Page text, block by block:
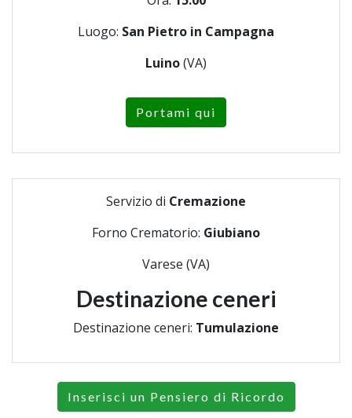
Luogo: San Pietro in Campagna
Luino(VA)
Portami qui
Servizio di Cremazione
Forno Crematorio: Giubiano
Varese (VA)
Destinazione ceneri
Destinazione ceneri: Tumulazione
Inserisci un Pensiero di Ricordo